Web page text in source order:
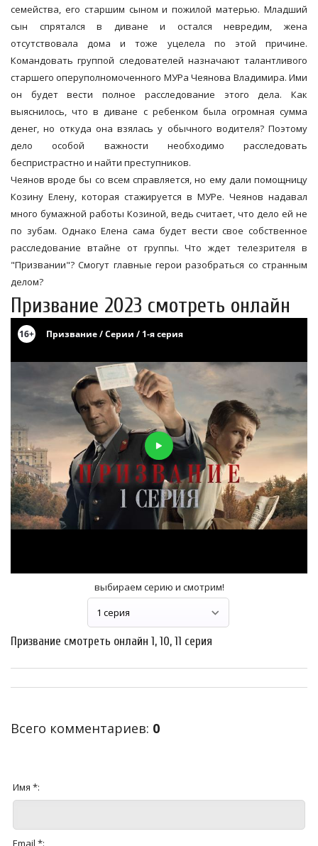
семейства, его старшим сыном и пожилой матерью. Младший
сын спрятался в диване и остался невредим, жена
отсутствовала дома и тоже уцелела по этой причине.
Командовать группой следователей назначают талантливого
старшего оперуполномоченного МУРа Чеянова Владимира. Ими
он будет вести полное расследование этого дела. Как
выяснилось, что в диване с ребенком была огромная сумма
денег, но откуда она взялась у обычного водителя? Поэтому
дело особой важности необходимо расследовать
беспристрастно и найти преступников.
Чеянов вроде бы со всем справляется, но ему дали помощницу
Козину Елену, которая стажируется в МУРе. Чеянов надавал
много бумажной работы Козиной, ведь считает, что дело ей не
по зубам. Однако Елена сама будет вести свое собственное
расследование втайне от группы. Что ждет телезрителя в
"Призвании"? Смогут главные герои разобраться со странным
делом?
Призвание 2023 смотреть онлайн
выбираем серию и смотрим!
Призвание смотреть онлайн 1, 10, 11 серия
Всего комментариев: 0
Имя *:
Email *: